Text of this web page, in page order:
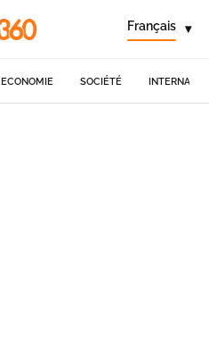
Français ▾
ECONOMIE SOCIÉTÉ